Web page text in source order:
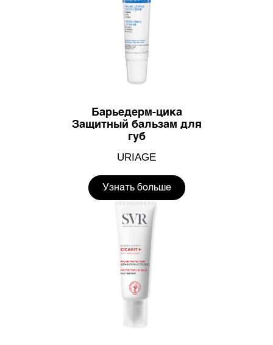
Барьедерм-цика
Защитный бальзам для
губ
URIAGE
Узнать больше